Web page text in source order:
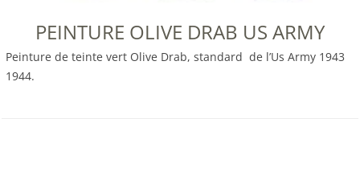
PEINTURE OLIVE DRAB US ARMY
Peinture de teinte vert Olive Drab, standard de l’Us Army 1943
1944.